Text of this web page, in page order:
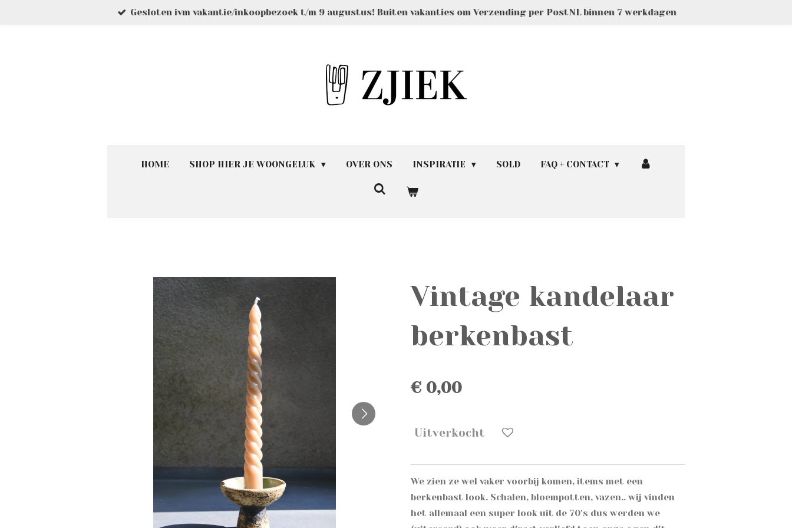
Gesloten ivm vakantie/inkoopbezoek t/m 9 augustus! Buiten vakanties om Verzending per PostNL binnen 7 werkdagen
HOME SHOP HIER JE WOONGELUK OVER ONS INSPIRATIE SOLD FAQ + CONTACT
Vintage kandelaar
berkenbast
€ 0,00
Uitverkocht
We zien ze wel vaker voorbij komen, items met een
berkenbast look. Schalen, bloempotten, vazen.. wij vinden
het allemaal een super look uit de 70's dus werden we